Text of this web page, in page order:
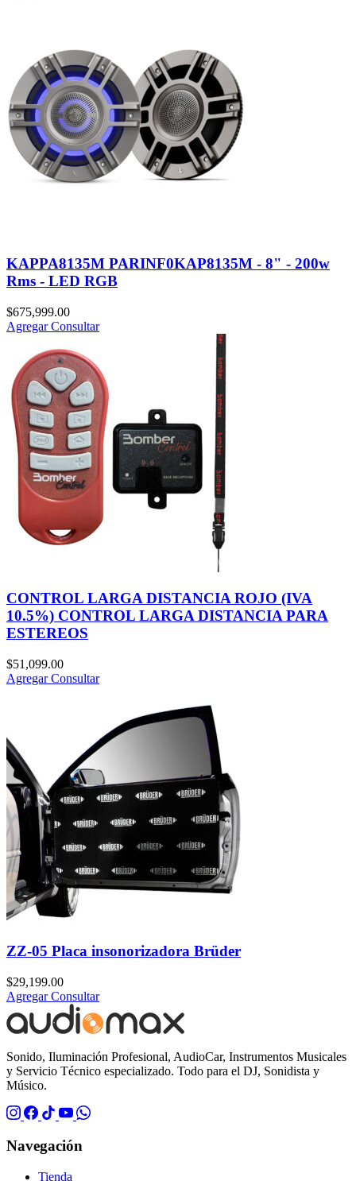
KAPPA8135M PARINF0KAP8135M - 8" - 200w
Rms - LED RGB
$675,999.00
AgregarConsultar
CONTROL LARGA DISTANCIA ROJO (IVA
10.5%) CONTROL LARGA DISTANCIA PARA
ESTEREOS
$51,099.00
AgregarConsultar
ZZ-05 Placa insonorizadora Brüder
$29,199.00
AgregarConsultar
Sonido, Iluminación Profesional, AudioCar, Instrumentos Musicales
y Servicio Técnico especializado. Todo para el DJ, Sonidista y
Músico.
Navegación
Tienda